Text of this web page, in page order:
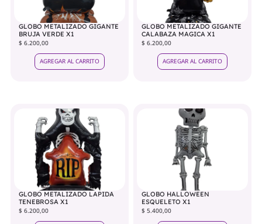
GLOBO METALIZADO GIGANTE
BRUJA VERDE X1
$ 6.200,00
AGREGAR AL CARRITO
GLOBO METALIZADO GIGANTE
CALABAZA MAGICA X1
$ 6.200,00
AGREGAR AL CARRITO
GLOBO METALIZADO LAPIDA
TENEBROSA X1
$ 6.200,00
GLOBO HALLOWEEN
ESQUELETO X1
$ 5.400,00